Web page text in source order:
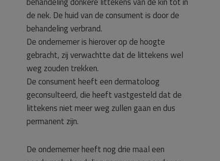
de nek. De huid van de consument is door de
behandeling verbrand.
De ondernemer is hierover op de hoogte
gebracht, zij verwachtte dat de littekens wel
weg zouden trekken.
De consument heeft een dermatoloog
geconsulteerd, die heeft vastgesteld dat de
littekens niet meer weg zullen gaan en dus
permanent zijn.
De ondernemer heeft nog drie maal een